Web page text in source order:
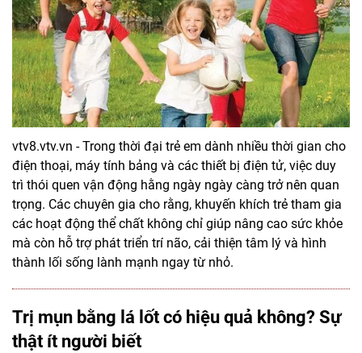
vtv8.vtv.vn - Trong thời đại trẻ em dành nhiều thời gian cho
điện thoại, máy tính bảng và các thiết bị điện tử, việc duy
trì thói quen vận động hằng ngày ngày càng trở nên quan
trọng. Các chuyên gia cho rằng, khuyến khích trẻ tham gia
các hoạt động thể chất không chỉ giúp nâng cao sức khỏe
mà còn hỗ trợ phát triển trí não, cải thiện tâm lý và hình
thành lối sống lành mạnh ngay từ nhỏ.
Trị mụn bằng lá lốt có hiệu quả không? Sự
thật ít người biết